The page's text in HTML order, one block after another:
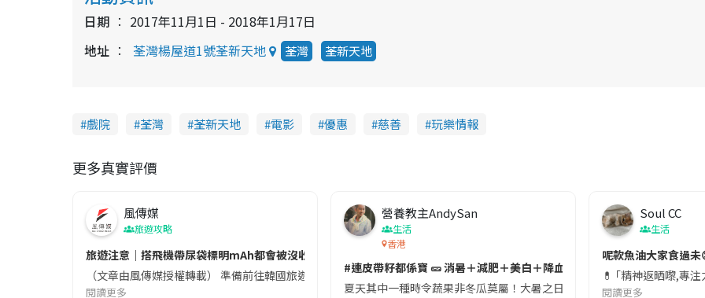
日期
2017年11月1日 - 2018年1月17日
地址
荃灣楊屋道1號荃新天地 荃灣 荃新天地
戲院 荃灣 荃新天地 電影 優惠 慈善 玩樂情報
更多真實評價
風傳媒
旅遊攻略
旅遊注意｜搭飛機帶尿袋標明mAh都會被沒收😱出發前切記檢查「1標示」🚨
（文章由風傳媒授權轉載） 準備前往韓國旅遊的民眾，近期要特別留意隨身行李中的行動電源。一名旅客日前在機場安檢
閱讀更多
營養教主AndySan
生活
香港
#連皮帶籽都係寶 🥒 消暑＋減肥＋美白＋降血脂
夏天其中一種時令蔬果非冬瓜莫屬！大暑之日，點都要飲碗冬瓜湯消暑
Soul CC
生活
呢款魚油大家食過未
💊 ｢精神返晒嚟,專
閱讀更多